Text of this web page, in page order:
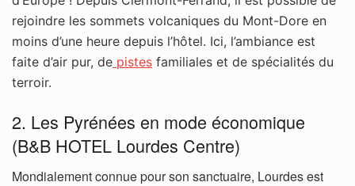
rejoindre les sommets volcaniques du Mont-Dore en
moins d’une heure depuis l’hôtel. Ici, l’ambiance est
faite d’air pur, de pistes familiales et de spécialités du
terroir.
2. Les Pyrénées en mode économique
(B&B HOTEL Lourdes Centre)
Mondialement connue pour son sanctuaire, Lourdes est